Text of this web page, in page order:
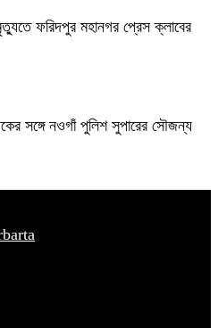
মৃত্যুতে ফরিদপুর মহানগর প্রেস ক্লাবের
সঙ্গে নওগাঁ পুলিশ সুপারের সৌজন্য